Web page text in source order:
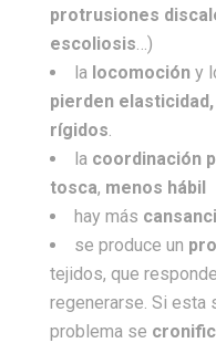
protrusiones
escoliosis …)
la locomocióny
pierden elasticidad,
rígidos
la coordinación
tosca, menos hábil
hay más
se produce un
tejidos, que
regenerarse. Si esta
problema se